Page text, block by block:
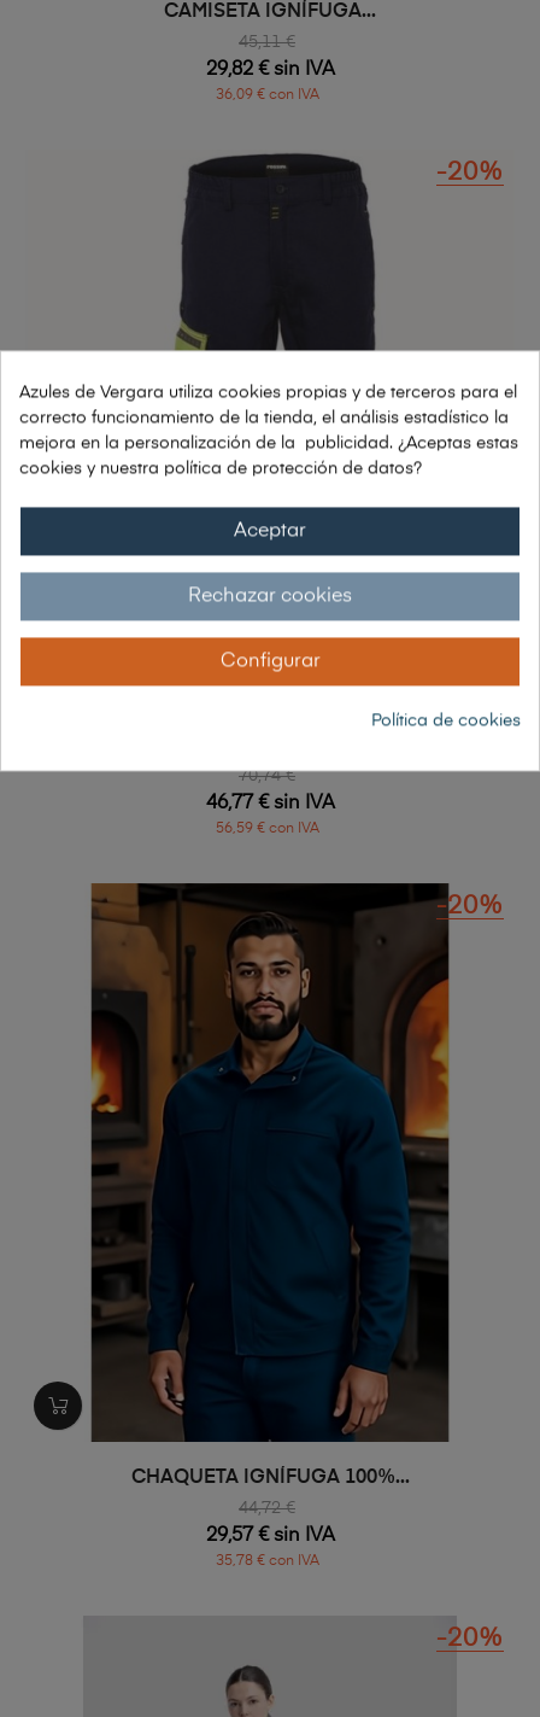
CAMISETA IGNÍFUGA...
45,11 €
29,82 € sin IVA
36,09 € con IVA
70,74 €
-20%
46,77 € sin IVA
56,59 € con IVA
CHAQUETA IGNÍFUGA 100%...
44,72 €
-20%
29,57 € sin IVA
35,78 € con IVA
-20%
Azules de Vergara utiliza cookies propias y de terceros para el
correcto funcionamiento de la tienda, el análisis estadístico la
mejora en la personalización de la publicidad. ¿Aceptas estas
cookies y nuestra política de protección de datos?
Aceptar
Rechazar cookies
Configurar
Política de cookies